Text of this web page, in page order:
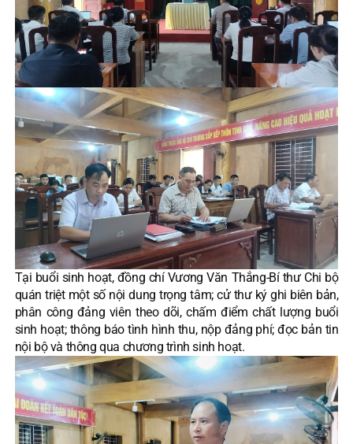
Tại buổi sinh hoạt, đồng chí Vương Văn Thắng-Bí thư Chi bộ
quán triệt một số nội dung trọng tâm; cử thư ký ghi biên bản,
phân công đảng viên theo dõi, chấm điểm chất lượng buổi
sinh hoạt; thông báo tình hình thu, nộp đảng phí; đọc bản tin
nội bộ và thông qua chương trình sinh hoạt.